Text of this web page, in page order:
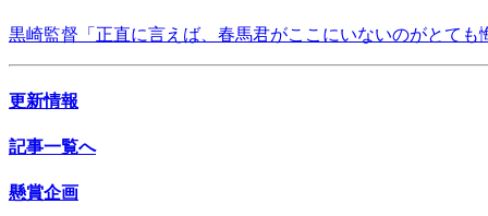
黒崎監督「正直に言えば、春馬君がここにいないのがとても
更新情報
記事一覧へ
懸賞企画